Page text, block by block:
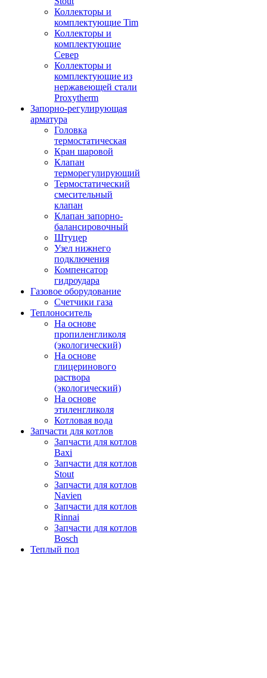
Коллекторы и
комплектующие Tim
Коллекторы и
комплектующие
Север
Коллекторы и
комплектующие из
нержавеющей стали
Proxytherm
Запорно-регулирующая
арматура
Головка
термостатическая
Кран шаровой
Клапан
терморегулирующий
Термостатический
смесительный
клапан
Клапан запорно-
балансировочный
Штуцер
Узел нижнего
подключения
Компенсатор
гидроудара
Газовое оборудование
Счетчики газа
Теплоноситель
На основе
пропиленгликоля
(экологический)
На основе
глицеринового
раствора
(экологический)
На основе
этиленгликоля
Котловая вода
Запчасти для котлов
Запчасти для котлов
Baxi
Запчасти для котлов
Stout
Запчасти для котлов
Navien
Запчасти для котлов
Rinnai
Запчасти для котлов
Bosch
Теплый пол